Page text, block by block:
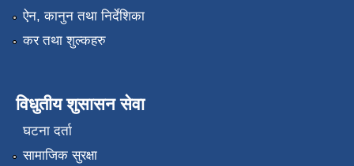
ऐन, कानुन तथा निर्देशिका
कर तथा शुल्कहरु
विधुतीय शुसासन सेवा
घटना दर्ता
सामाजिक सुरक्षा